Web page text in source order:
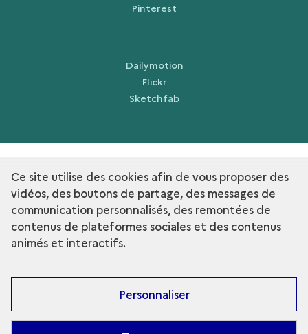
Pinterest
Dailymotion
Flickr
Sketchfab
Découvrir la collection
Ce site utilise des cookies afin de vous proposer des
vidéos, des boutons de partage, des messages de
communication personnalisés, des remontées de
contenus de plateformes sociales et des contenus
animés et interactifs.
Personnaliser